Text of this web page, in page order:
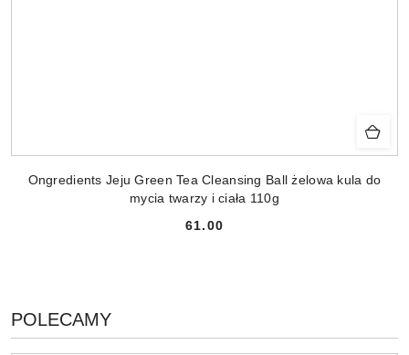
Ongredients Jeju Green Tea Cleansing Ball żelowa kula do
mycia twarzy i ciała 110g
Cena:
61.00
Pomiń karuzelę produktów
PRODUKTY
O
POLECAMY